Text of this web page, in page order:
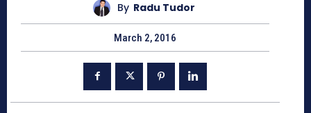
By Radu Tudor
March 2, 2016